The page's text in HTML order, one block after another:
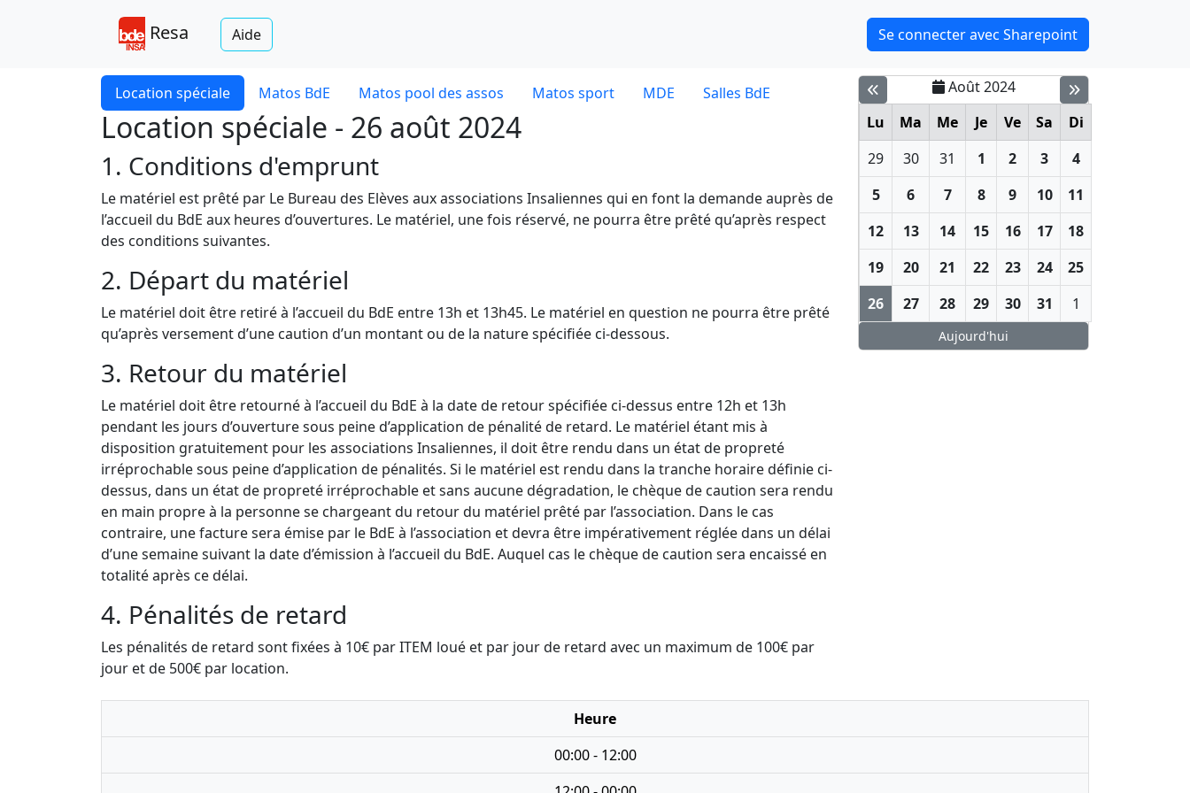
Resa Aide Se connecter avec Sharepoint
Location spéciale Matos BdE Matos pool des assos Matos sport MDE Salles BdE
Location spéciale - 26 août 2024
1. Conditions d'emprunt
Le matériel est prêté par Le Bureau des Elèves aux associations Insaliennes qui en font la demande auprès de
l’accueil du BdE aux heures d’ouvertures. Le matériel, une fois réservé, ne pourra être prêté qu’après respect
des conditions suivantes.
2. Départ du matériel
Le matériel doit être retiré à l’accueil du BdE entre 13h et 13h45. Le matériel en question ne pourra être prêté
qu’après versement d’une caution d’un montant ou de la nature spécifiée ci-dessous.
3. Retour du matériel
Le matériel doit être retourné à l’accueil du BdE à la date de retour spécifiée ci-dessus entre 12h et 13h
pendant les jours d’ouverture sous peine d’application de pénalité de retard. Le matériel étant mis à
disposition gratuitement pour les associations Insaliennes, il doit être rendu dans un état de propreté
irréprochable sous peine d’application de pénalités. Si le matériel est rendu dans la tranche horaire définie ci-
dessus, dans un état de propreté irréprochable et sans aucune dégradation, le chèque de caution sera rendu
en main propre à la personne se chargeant du retour du matériel prêté par l’association. Dans le cas
contraire, une facture sera émise par le BdE à l’association et devra être impérativement réglée dans un délai
d’une semaine suivant la date d’émission à l’accueil du BdE. Auquel cas le chèque de caution sera encaissé en
totalité après ce délai.
4. Pénalités de retard
Les pénalités de retard sont fixées à 10€ par ITEM loué et par jour de retard avec un maximum de 100€ par
jour et de 500€ par location.
Août 2024
Lu
Ma Me Je Ve Sa
Di
29
30 31 1 2 3
4
5
6 7 8 9 10
11
12
13 14 15 16 17
18
19
20 21 22 23 24
25
26
27 28 29 30 31 1
Aujourd'hui
Heure
00:00 - 12:00